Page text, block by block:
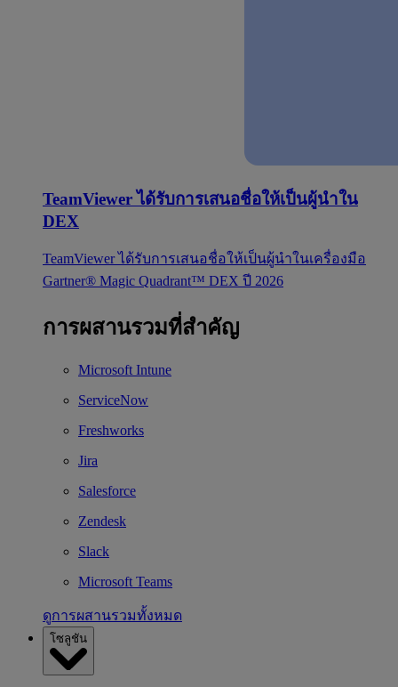
TeamViewer ได้รับการเสนอชื่อให้เป็นผู้นำใน
DEX
TeamViewer ได้รับการเสนอชื่อให้เป็นผู้นำในเครื่องมือ
Gartner® Magic Quadrant™ DEX ปี 2026
การผสานรวมที่สำคัญ
Microsoft Intune
ServiceNow
Freshworks
Jira
Salesforce
Zendesk
Slack
Microsoft Teams
ดูการผสานรวมทั้งหมด
โซลูชัน